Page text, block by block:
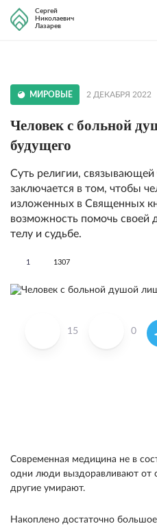
Сергей
Николаевич
Лазарев
МИРОВЫЕ 2 ДЕКАБРЯ 2022
Человек с больной
будущего
Суть религии, связывающей
заключается в том, чтобы
изложенных в Священных
возможность помочь своей
телу и судьбе.
1 1307
15 0
Современная медицина не в
одни люди выздоравливают от
другие умирают.
Накоплено достаточно